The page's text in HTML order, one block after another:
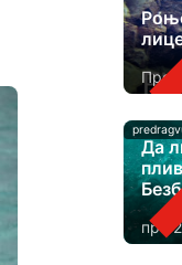
Пре
Да
пре